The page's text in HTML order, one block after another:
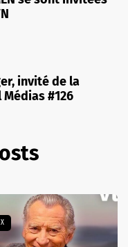
invité de la
#126